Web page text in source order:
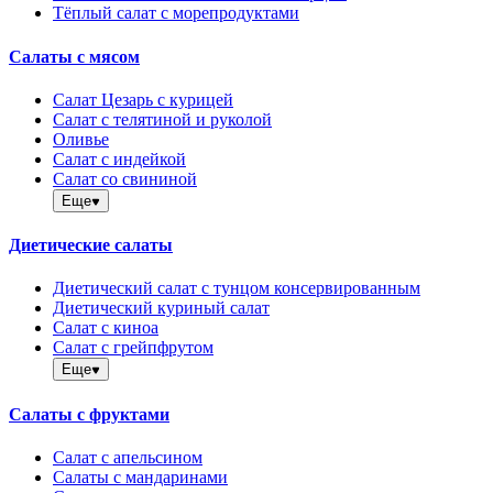
Тёплый салат с морепродуктами
Салаты с мясом
Салат Цезарь с курицей
Салат с телятиной и руколой
Оливье
Салат с индейкой
Салат со свининой
Еще
Диетические салаты
Диетический салат с тунцом консервированным
Диетический куриный салат
Салат с киноа
Салат с грейпфрутом
Еще
Салаты с фруктами
Салат с апельсином
Салаты с мандаринами